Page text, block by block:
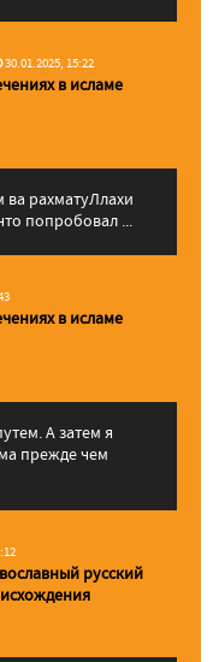
30.01.2025, 15:22
в исламе
попробовал ...
в исламе
А затем я
прежде чем
русский